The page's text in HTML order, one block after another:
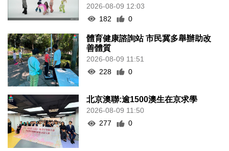
2026-08-09 12:03
182
0
體育健康諮詢站 市民冀多舉辦助改
善體質
2026-08-09 11:51
228
0
北京澳聯:逾1500澳生在京求學
2026-08-09 11:50
277
0